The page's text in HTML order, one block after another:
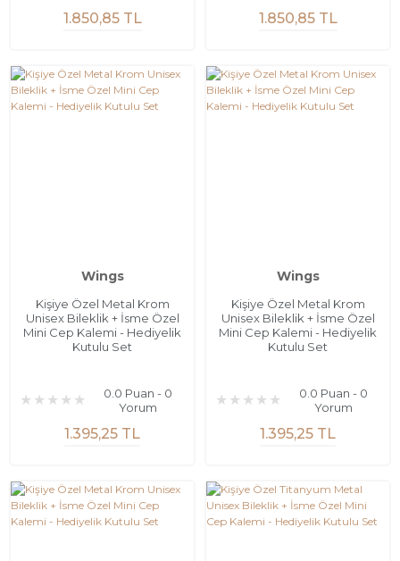
1.850,85 TL 1.850,85 TL
Wings
Kişiye Özel Metal Krom
Unisex Bileklik + İsme Özel
Mini Cep Kalemi - Hediyelik
Kutulu Set
0.0 Puan - 0
Yorum
1.395,25 TL
Wings
Kişiye Özel Metal Krom
Unisex Bileklik + İsme Özel
Mini Cep Kalemi - Hediyelik
Kutulu Set
0.0 Puan - 0
Yorum
1.395,25 TL